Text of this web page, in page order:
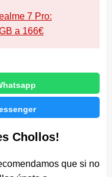
7 Pro:
a 166€
Chollos!
que si no